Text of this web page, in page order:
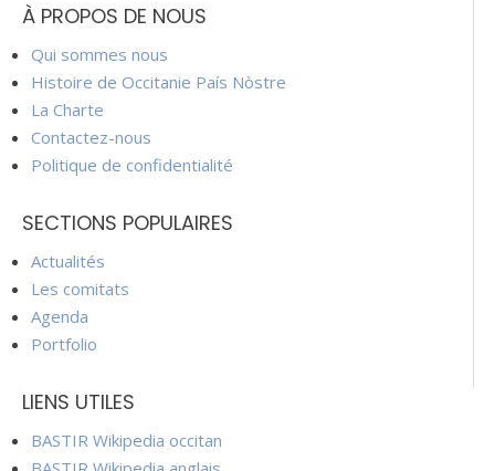
À PROPOS DE NOUS
Qui sommes nous
Histoire de Occitanie País Nòstre
La Charte
Contactez-nous
Politique de confidentialité
SECTIONS POPULAIRES
Actualités
Les comitats
Agenda
Portfolio
LIENS UTILES
BASTIR Wikipedia occitan